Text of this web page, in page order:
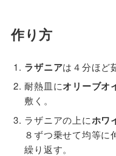
作り方
ラザニアは４分ほど
耐熱皿にオリーブオ
敷く。
ラザニアの上にホワ
８ずつ乗せて均等に
繰り返す。